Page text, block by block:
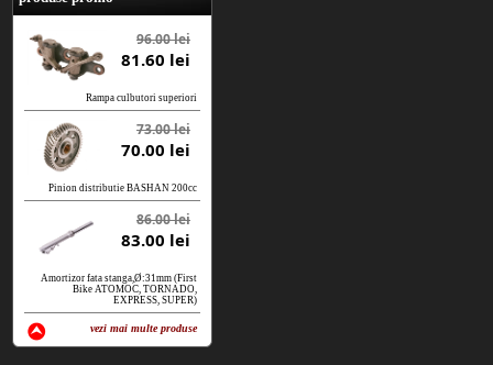
96.00 lei
81.60 lei
Rampa culbutori superiori
73.00 lei
70.00 lei
Pinion distributie BASHAN 200cc
86.00 lei
83.00 lei
Amortizor fata stanga,Ø:31mm (First
Bike ATOMOC, TORNADO,
EXPRESS, SUPER)
vezi mai multe produse
vezi produse